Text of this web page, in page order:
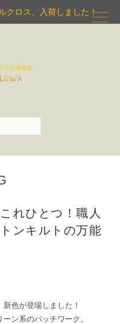
クロス、入荷しました！
れひとつ！職人
ンキルトの万能
色が登場しました！
ン系のパッチワーク。